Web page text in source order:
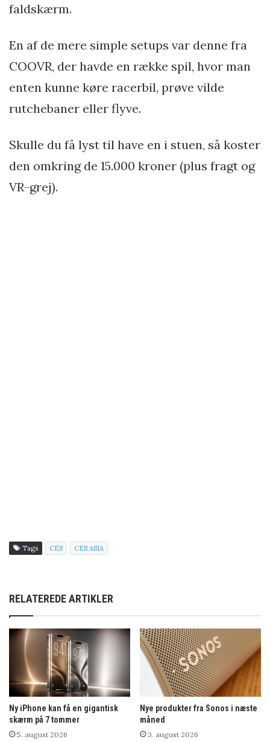
faldskærm.
En af de mere simple setups var denne fra
COOVR, der havde en række spil, hvor man
enten kunne køre racerbil, prøve vilde
rutchebaner eller flyve.
Skulle du få lyst til have en i stuen, så koster
den omkring de 15.000 kroner (plus fragt og
VR-grej).
Tags CES CES ASIA
RELATEREDE ARTIKLER
Ny iPhone kan få en gigantisk
skærm på 7 tommer
5. august 2026
Nye produkter fra Sonos i næste
måned
3. august 2026